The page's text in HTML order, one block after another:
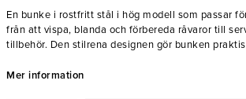
En bunke i rostfritt stål i hög modell som passar
från att vispa, blanda och förbereda råvaror till
tillbehör. Den stilrena designen gör bunken
Flera bunkar kan dessutom staplas i varandra för
Mer information